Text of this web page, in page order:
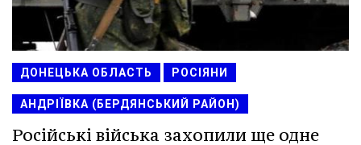
ДОНЕЦЬКА ОБЛАСТЬ РОСІЯНИ
АНДРІЇВКА (БЕРДЯНСЬКИЙ РАЙОН)
Російські війська захопили ще одне